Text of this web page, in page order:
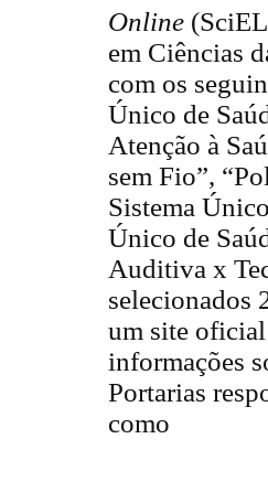
Online
em Ciências
com os
Único de
Atenção à
sem Fio”,
Sistema
Único de
Auditiva x
selecionados
um site
informações
Portarias
como